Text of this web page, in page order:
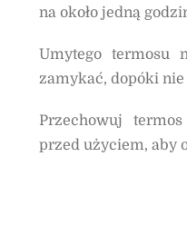
na około jedną
Umytego termosu
zamykać, dopóki nie
Przechowuj
przed użyciem, aby